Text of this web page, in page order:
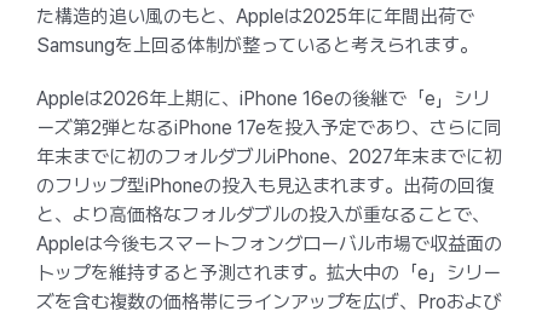
た構造的追い風のもと、Appleは2025年に年間出荷で
Samsungを上回る体制が整っていると考えられます。
Appleは2026年上期に、iPhone 16eの後継で「e」シリ
ーズ第2弾となるiPhone 17eを投入予定であり、さらに同
年末までに初のフォルダブルiPhone、2027年末までに初
のフリップ型iPhoneの投入も見込まれます。出荷の回復
と、より高価格なフォルダブルの投入が重なることで、
Appleは今後もスマートフォングローバル市場で収益面の
トップを維持すると予測されます。拡大中の「e」シリー
ズを含む複数の価格帯にラインアップを広げ、Proおよび